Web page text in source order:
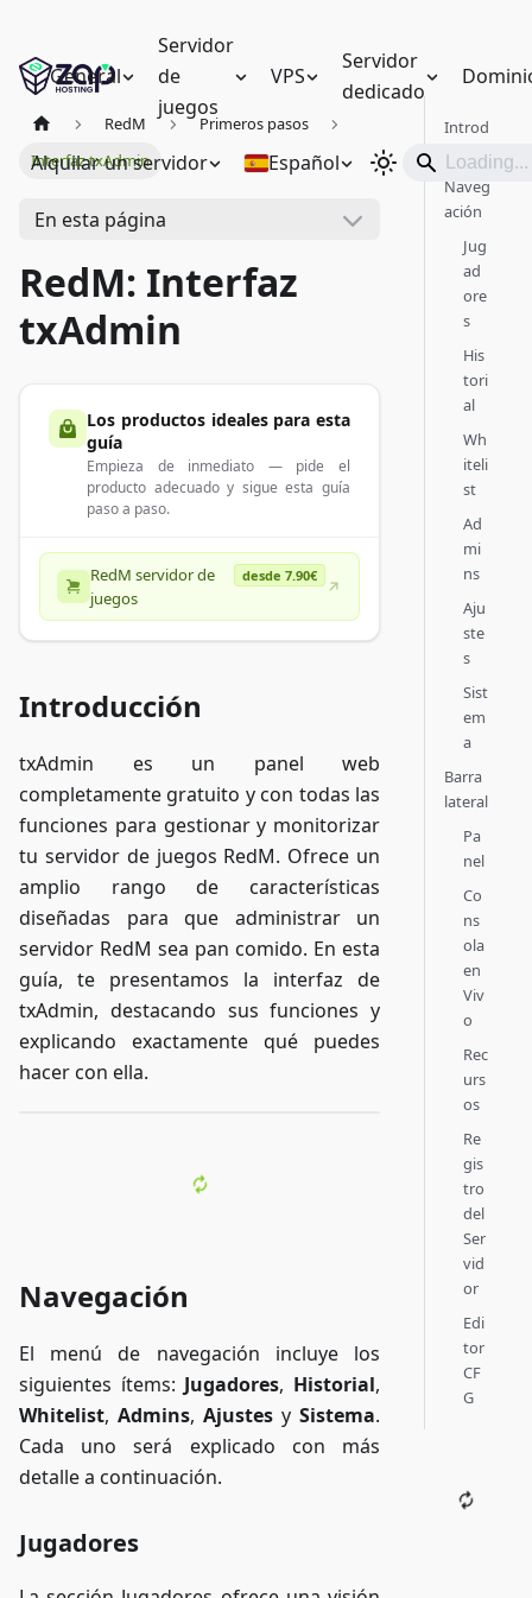
General
Servidor
de
juegos
VPS
Servidor
dedicado
Alquilar un servidor Español
RedM
Primeros pasos
Interfaz txAdmin
En esta página
RedM: Interfaz
txAdmin
Los productos ideales para esta
guía
Empieza de inmediato — pide el
producto adecuado y sigue esta guía
paso a paso.
RedM servidor de
juegos
desde 7.90€
Introducción
txAdmin es un panel web
completamente gratuito y con todas las
funciones para gestionar y monitorizar
tu servidor de juegos RedM. Ofrece un
amplio rango de características
diseñadas para que administrar un
servidor RedM sea pan comido. En esta
guía, te presentamos la interfaz de
txAdmin, destacando sus funciones y
explicando exactamente qué puedes
hacer con ella.
Navegación
El menú de navegación incluye los
siguientes ítems: Jugadores, Historial,
Whitelist, Admins, Ajustes y Sistema.
Cada uno será explicado con más
detalle a continuación.
Jugadores
Introd
ucción
Naveg
ación
Jug
ad
ore
s
His
tori
al
Wh
iteli
st
Ad
mi
ns
Aju
ste
s
Sist
em
a
Barra
lateral
Pa
nel
Co
ns
ola
en
Viv
o
Rec
urs
os
Re
gis
tro
del
Ser
vid
or
Edi
tor
CF
G